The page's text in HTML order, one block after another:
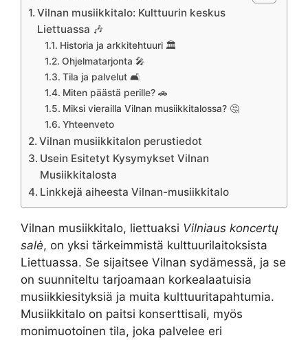
Vilnan musiikkitalo: Kulttuurin keskus
Liettuassa 🎶
Historia ja arkkitehtuuri 🏛️
Ohjelmatarjonta 🎤
Tila ja palvelut 🛋️
Miten päästä perille? 🚗
Miksi vierailla Vilnan musiikkitalossa? 🤔
Yhteenveto
Vilnan musiikkitalon perustiedot
Usein Esitetyt Kysymykset Vilnan
Musiikkitalosta
Linkkejä aiheesta Vilnan-musiikkitalo
Vilnan musiikkitalo, liettuaksi Vilniaus koncertų
salė, on yksi tärkeimmistä kulttuurilaitoksista
Liettuassa. Se sijaitsee Vilnan sydämessä, ja se
on suunniteltu tarjoamaan korkealaatuisia
musiikkiesityksiä ja muita kulttuuritapahtumia.
Musiikkitalo on paitsi konserttisali, myös
monimuotoinen tila, joka palvelee eri